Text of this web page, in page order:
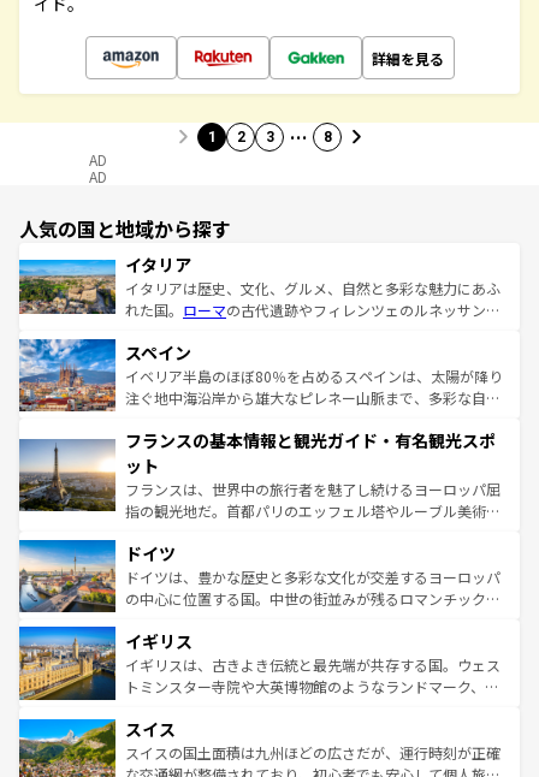
詳細を見る
1 2 3 … 8
AD
AD
人気の国と地域から探す
イタリア
イタリアは歴史、文化、グルメ、自然と多彩な魅力にあふ
れた国。 ローマの古代遺跡やフィレンツェのルネッサンス
ろん、トスカーナの美しい田園風景やアマルフィ海岸の絶
景など、自然景観も見逃せない。観光の合間には、本場の
ピザやパスタなど、絶品のイタリア料理を堪能することも
ませてくれるイタリアで、忘れられない旅をしてみよう！
なお、新着のイタリア情報は
しい。
スペイン
イベリア半島のほぼ80％を占めるスペインは、太陽が降り
注ぐ地中海沿岸から雄大なピレネー山脈まで、多彩な自然
文化が根付くこの国では、情熱的なフラメンコ、熱気あふ
れる闘牛、そして美味しいタパスが生活の一部となってい
る。首都マドリードの洗練された雰囲気や、バルセロナの
アートに溢れた街角から、地方では古代ローマ遺跡や中世
せる。地方によって風土や気候が異なるスペインはその個
性で訪れる人を魅了する。 なお、新着のスペイン情報は コ
ンテンツ一覧を参照してほしい。
フランスの基本情報と観光ガイド・有名観光スポ
ット
フランスは、世界中の旅行者を魅了し続けるヨーロッパ屈
指の観光地だ。首都パリのエッフェル塔やルーブル美術館
で、幅広い魅力が詰まっている。華麗な宮殿、歴史的な大
聖堂、美しいビーチ、そして豊かな自然が、訪れる者を心
から魅了する。また、フランスは美食の国としても知ら
いる。シャンパンの発祥地であるランス、プロヴァンスの
香り高いラベンダー畑など、多彩な楽しみ方が可能だ。さ
らに、パリ以外の地域にも魅力が溢れており、どの街角に
れる地方に足を運ぶとそれぞれで全く異なる文化を体験で
きるだろう。 なお、新着のフランス情報はコンテンツ一覧
を参照してほしい。
ドイツ
ドイツは、豊かな歴史と多彩な文化が交差するヨーロッパ
の中心に位置する国。中世の街並みが残るロマンチック街
顔を持つこの国は、どこを歩いても飽きることがない。ベ
ルリンの文化的活気、バイエルン州のアルプスの絶景、そ
してライン川沿いのワイン畑といった風景は必見。ビール
は、お酒好きな人にはぜひ体験してほしい。 なお、新着の
ドイツ情報はコンテンツ一覧を参照してほしい。
イギリス
イギリスは、古きよき伝統と最先端が共存する国。ウェス
トミンスター寺院や大英博物館のようなランドマーク、歴
リアごとに異なる魅力がある。また、優雅なアフタヌーン
ティー、ビール好きにはたまらない英国パブ、サッカー観
戦など、本場だからこそできる体験も豊富。イギリスを旅
スイス
スイスの国土面積は九州ほどの広さだが、運行時刻が正確